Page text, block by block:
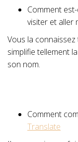
Comment
visiter et aller
Vous la
simplifie tellement
son nom.
Comment
Translate